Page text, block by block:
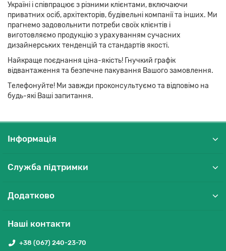
Україні і співпрацює з різними клієнтами, включаючи
приватних осіб, архітекторів, будівельні компанії та інших. Ми
прагнемо задовольнити потреби своїх клієнтів і
виготовляємо продукцію з урахуванням сучасних
дизайнерських тенденцій та стандартів якості.
Найкраще поєднання ціна-якість! Гнучкий графік
відвантаження та безпечне пакування Вашого замовлення.
Телефонуйте! Ми завжди проконсультуємо та відповімо на
будь-які Ваші запитання.
Інформація
Служба підтримки
Додатково
Наші контакти
+38 (067) 240-23-70